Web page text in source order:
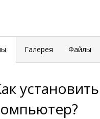
Галерея Файлы